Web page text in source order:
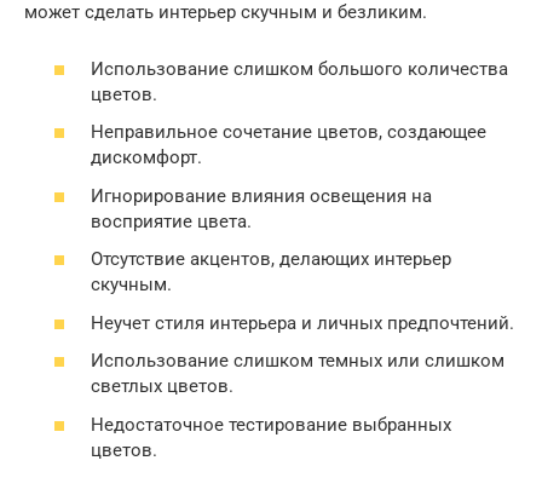
может сделать интерьер скучным и безликим.
Использование слишком большого количества
цветов.
Неправильное сочетание цветов, создающее
дискомфорт.
Игнорирование влияния освещения на
восприятие цвета.
Отсутствие акцентов, делающих интерьер
скучным.
Неучет стиля интерьера и личных предпочтений.
Использование слишком темных или слишком
светлых цветов.
Недостаточное тестирование выбранных
цветов.